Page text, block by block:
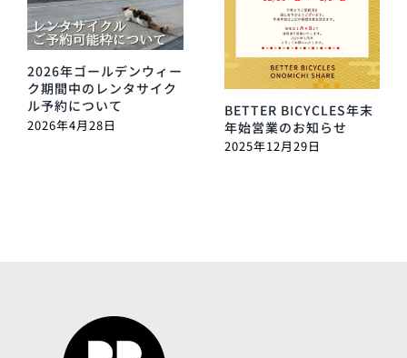
2026年ゴールデンウィー
ク期間中のレンタサイク
ル予約について
2026年4月28日
BETTER BICYCLES年末
年始営業のお知らせ
2025年12月29日